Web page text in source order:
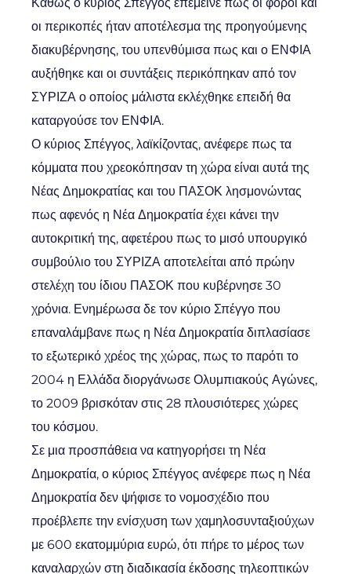
οι περικοπές ήταν αποτέλεσμα της προηγούμενης
διακυβέρνησης, του υπενθύμισα πως και ο ΕΝΦΙΑ
αυξήθηκε και οι συντάξεις περικόπηκαν από τον
ΣΥΡΙΖΑ ο οποίος μάλιστα εκλέχθηκε επειδή θα
καταργούσε τον ΕΝΦΙΑ.
Ο κύριος Σπέγγος, λαϊκίζοντας, ανέφερε πως τα
κόμματα που χρεοκόπησαν τη χώρα είναι αυτά της
Νέας Δημοκρατίας και του ΠΑΣΟΚ λησμονώντας
πως αφενός η Νέα Δημοκρατία έχει κάνει την
αυτοκριτική της, αφετέρου πως το μισό υπουργικό
συμβούλιο του ΣΥΡΙΖΑ αποτελείται από πρώην
στελέχη του ίδιου ΠΑΣΟΚ που κυβέρνησε 30
χρόνια. Ενημέρωσα δε τον κύριο Σπέγγο που
επαναλάμβανε πως η Νέα Δημοκρατία διπλασίασε
το εξωτερικό χρέος της χώρας, πως το παρότι το
2004 η Ελλάδα διοργάνωσε Ολυμπιακούς Αγώνες,
το 2009 βρισκόταν στις 28 πλουσιότερες χώρες
του κόσμου.
Σε μια προσπάθεια να κατηγορήσει τη Νέα
Δημοκρατία, ο κύριος Σπέγγος ανέφερε πως η Νέα
Δημοκρατία δεν ψήφισε το νομοσχέδιο που
προέβλεπε την ενίσχυση των χαμηλοσυνταξιούχων
με 600 εκατομμύρια ευρώ, ότι πήρε το μέρος των
καναλαρχών στη διαδικασία έκδοσης τηλεοπτικών